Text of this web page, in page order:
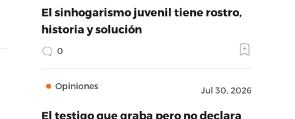
El sinhogarismo juvenil tiene rostro,
historia y solución
0
Opiniones Jul 30, 2026
El testigo que graba pero no declara